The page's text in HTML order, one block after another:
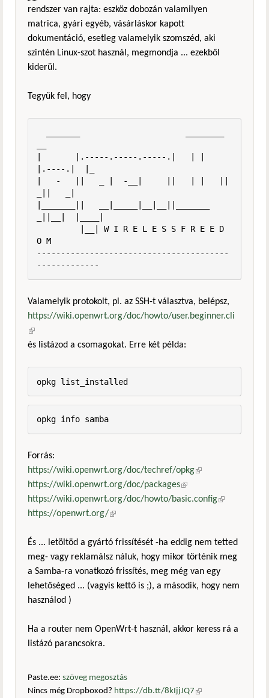
rendszer van rajta: eszköz dobozán valamilyen
matrica, gyári egyéb, vásárláskor kapott
dokumentáció, esetleg valamelyik szomszéd, aki
szintén Linux-szot használ, megmondja ... ezekből
kiderül.
Tegyük fel, hogy
|       |.-----.-----.-----.|   | |
|.----.|  |_
|   -   ||   _ |  -__|     ||   | |   ||
O M
----------------------------------------
Valamelyik protokolt, pl. az SSH-t választva, belépsz,
https://wiki.openwrt.org/doc/howto/user.beginner.cli
(külső hivatkozás)
és listázod a csomagokat. Erre két példa:
opkg list_installed
opkg info samba
Forrás:
https://wiki.openwrt.org/doc/techref/opkg(külső
https://wiki.openwrt.org/doc/packages(külső hivatkozás)
https://wiki.openwrt.org/doc/howto/basic.config(külső
https://openwrt.org/(külső hivatkozás)
És ... letöltöd a gyártó frissítését -ha eddig nem tetted
meg- vagy reklamálsz náluk, hogy mikor történik meg
a Samba-ra vonatkozó frissítés, meg még van egy
lehetőséged ... (vagyis kettő is ;), a második, hogy nem
használod )
Ha a router nem OpenWrt-t használ, akkor keress rá a
listázó parancsokra.
Paste.ee: szöveg megosztás
Nincs még Dropboxod? https://db.tt/8kIjjJQ7 (külső